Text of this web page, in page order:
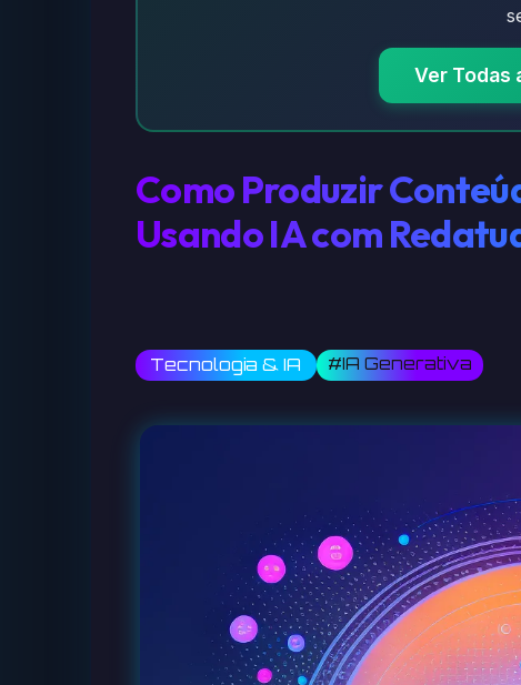
Ver Todas
Como Produzir
Usando IA com
Tecnologia & IA #IA Generativa